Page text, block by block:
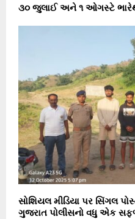
૩૦ જુલાઈ અને ૧ ઓગસ્ટે
સોશિયલ મીડિયા પર સિંગલ
ગુજરાત પોલીસનો વધુ એક